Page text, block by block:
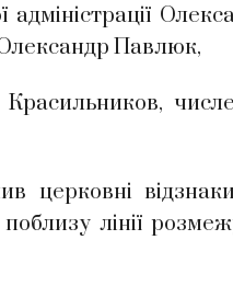
адміністрації
Павлюк,
церковні
лінії